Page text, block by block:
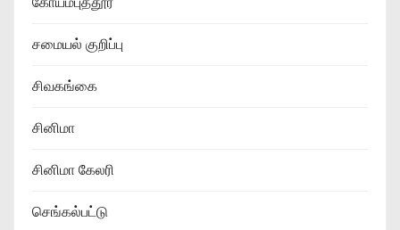
சமையல் குறிப்பு
சிவகங்கை
சினிமா
சினிமா கேலரி
செங்கல்பட்டு